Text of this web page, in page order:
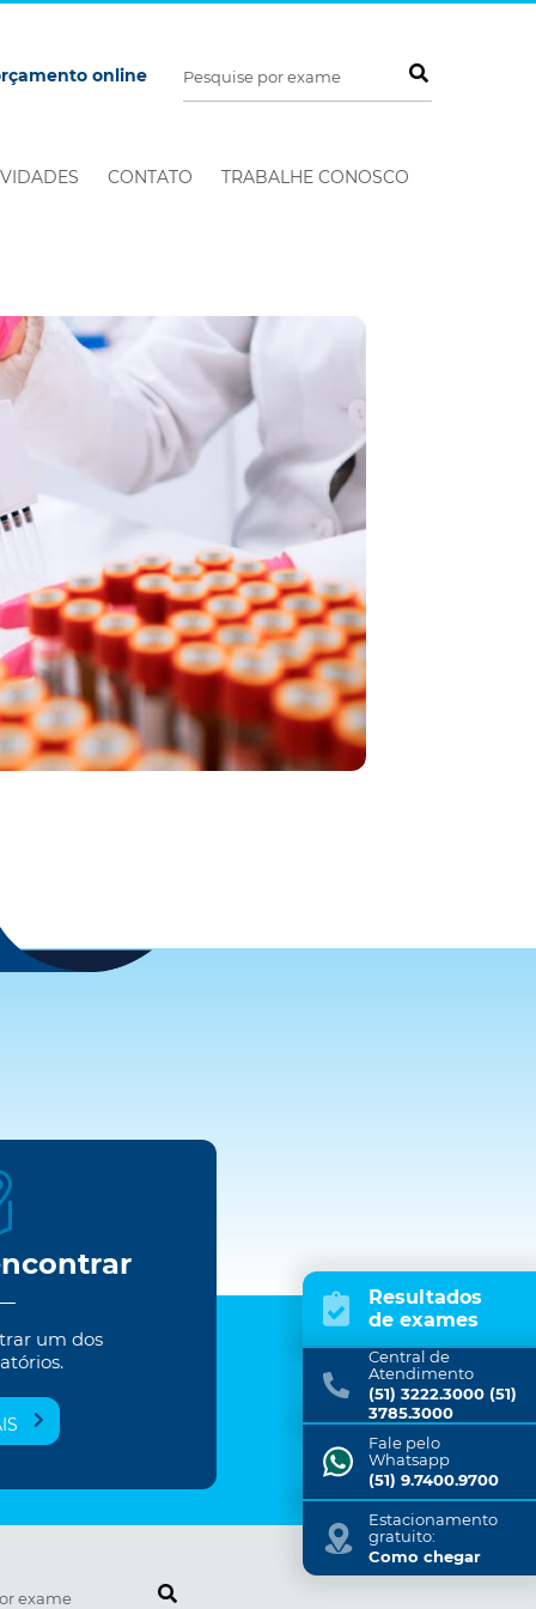
online
CONTATO TRABALHE CONOSCO
um dos
Pesquise por exame
Resultados
de exames
Central de
Atendimento
(51) 3222.3000 (51)
3785.3000
Fale pelo
Whatsapp
(51) 9.7400.9700
Estacionamento
gratuito:
Como chegar